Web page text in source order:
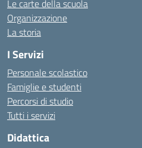
Le carte della scuola
Organizzazione
La storia
I Servizi
Personale scolastico
Famiglie e studenti
Percorsi di studio
Tutti i servizi
Didattica